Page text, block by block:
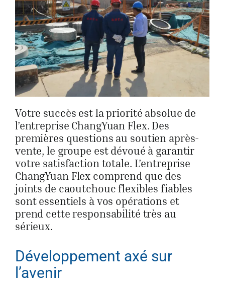
Votre succès est la priorité absolue de
l’entreprise ChangYuan Flex. Des
premières questions au soutien après-
vente, le groupe est dévoué à garantir
votre satisfaction totale. L’entreprise
ChangYuan Flex comprend que des
joints de caoutchouc flexibles fiables
sont essentiels à vos opérations et
prend cette responsabilité très au
sérieux.
Développement axé sur
l’avenir